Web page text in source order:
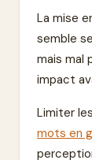
La mise
semble
mais mal
impact
Limiter
mots en